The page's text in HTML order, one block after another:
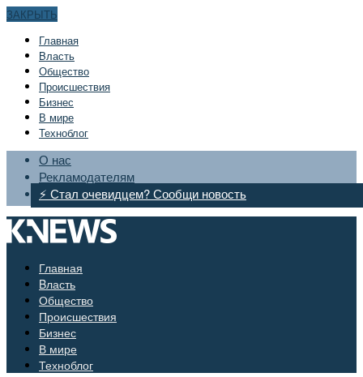
ЗАКРЫТЬ
Главная
Bласть
Общество
Происшествия
Бизнес
В мире
Техноблог
О нас
Рекламодателям
⚡ Стал очевидцем? Сообщи новость
Главная
Bласть
Общество
Происшествия
Бизнес
В мире
Техноблог